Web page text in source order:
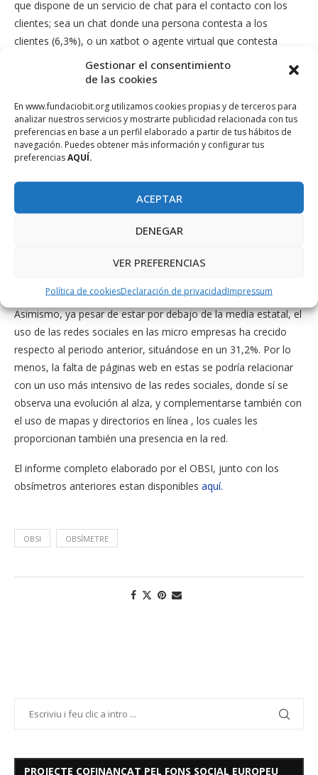
Gestionar el consentimiento
de las cookies
En www.fundaciobit.org utilizamos cookies propias y de terceros para
analizar nuestros servicios y mostrarte publicidad relacionada con tus
preferencias en base a un perfil elaborado a partir de tus hábitos de
navegación. Puedes obtener más información y configurar tus
preferenciasAQUÍ.
ACEPTAR
DENEGAR
VER PREFERENCIAS
Política de cookiesDeclaración de privacidadImpressum
que dispone de un servicio de chat para el contacto con los
clientes; sea ​​un chat donde una persona contesta a los
clientes (6,3%), o un xatbot o agente virtual que contesta
directamente a los clientes (3%).
suponen un 95% del total de las empresas en Baleares, están
en general por debajo de la media estatal en todos los
indicadores analizados sobre uso de las TIC; y estas empresas
en Balears disponen menos de ordenador, conexión a internet
administración electrónica y compran menos servicios de
cloud que en el resto del estado. Además, mientras el 28,8%
de las empresas a nivel estatal tienen página web, en Balears
que se hace en empresas de más de 10 trabajadores donde
está por encima del 80%.
Asimismo, ya pesar de estar por debajo de la media estatal, el
uso de las redes sociales en las micro empresas ha crecido
respecto al periodo anterior, situándose en un 31,2%. Por lo
menos, la falta de páginas web en estas se podría relacionar
con un uso más intensivo de las redes sociales, donde sí se
observa una evolución al alza, y complementarse también con
el uso de mapas y directorios en línea , los cuales les
proporcionan también una presencia en la red.
El informe completo elaborado por el OBSI, junto con los
obsímetros anteriores estan disponibles aquí.
OBSI OBSÍMETRE
PROJECTE COFINANÇAT PEL FONS SOCIAL EUROPEU